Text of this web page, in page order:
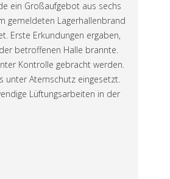
ein Großaufgebot aus sechs
gemeldeten Lagerhallenbrand
Erste Erkundungen ergaben,
betroffenen Halle brannte.
Kontrolle gebracht werden.
unter Atemschutz eingesetzt.
Lüftungsarbeiten in der